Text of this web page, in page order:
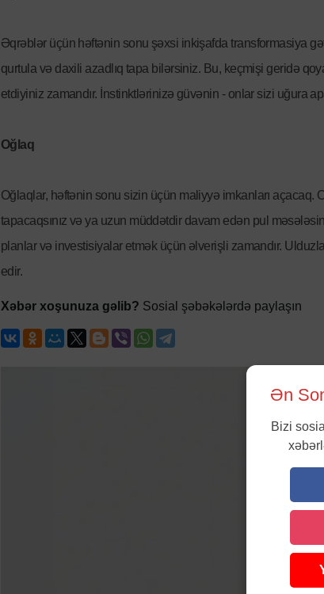
Əqrəblər üçün həftənin sonu şəxsi inkişafda transformasiya
qurtula və daxili azadlıq tapa bilərsiniz. Bu, keçmişi geridə
etdiyiniz zamandır. İnstinktlərinizə güvənin - onlar sizi uğura
Oğlaq
Oğlaqlar, həftənin sonu sizin üçün maliyyə imkanları açacaq.
tapacaqsınız və ya uzun müddətdir davam edən pul
planlar və investisiyalar etmək üçün əlverişli zamandır.
edir.
Xəbər xoşunuza gəlib? Sosial şəbəkələrdə paylaşın
Ən
Bizi